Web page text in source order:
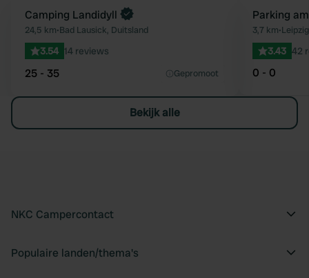
Favoriet
Boek direct
Camping Landidyll
24,5 km•Bad Lausick, Duitsland
3.54 14 reviews
25 - 35 Gepromoot
Parking
3,7 km•
3.43 42
0 - 0
Bekijk alle
NKC Campercontact
Populaire landen/thema's